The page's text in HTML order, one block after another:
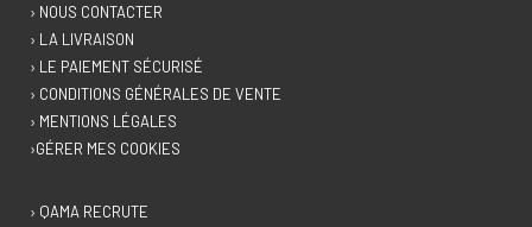
› NOUS CONTACTER
› LA LIVRAISON
› LE PAIEMENT SÉCURISÉ
› CONDITIONS GÉNÉRALES DE VENTE
› MENTIONS LÉGALES
›GÉRER MES COOKIES
› QAMA RECRUTE